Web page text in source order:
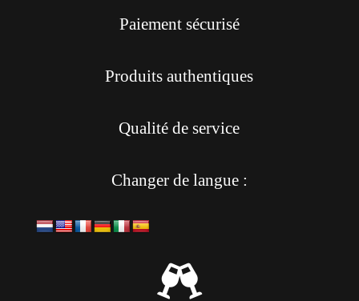
Paiement sécurisé
Produits authentiques
Qualité de service
Changer de langue :
